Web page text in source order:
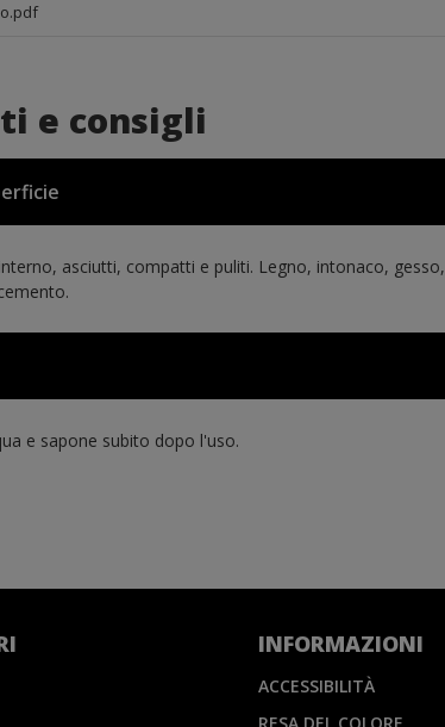
e consigli
asciutti, compatti e puliti. Legno, intonaco, gesso,
e sapone subito dopo l'uso.
INFORMAZIONI
ACCESSIBILITÀ